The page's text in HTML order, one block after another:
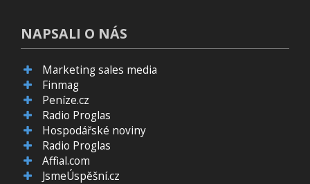
NAPSALI O NÁS
Marketing sales media
Finmag
Peníze.cz
Radio Proglas
Hospodářské noviny
Radio Proglas
Affial.com
JsmeÚspěšní.cz